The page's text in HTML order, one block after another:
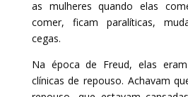
as mulheres quando elas
comer, ficam paralíticas,
cegas.
Na época de Freud, elas
clínicas de repouso. Achavam